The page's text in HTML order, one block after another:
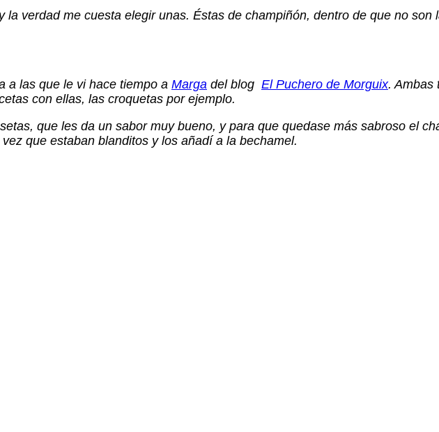
verdad me cuesta elegir unas. Éstas de champiñón, dentro de que no son
a las que le vi hace tiempo a Marga del blog El Puchero de Morguix. Ambas
con ellas, las croquetas por ejemplo.
que les da un sabor muy bueno, y para que quedase más sabroso el
que estaban blanditos y los añadí a la bechamel.